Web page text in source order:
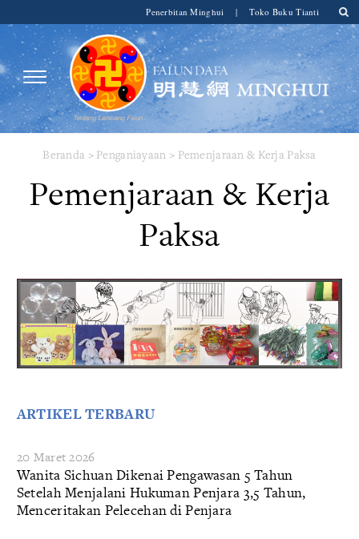
Penerbitan Minghui | Toko Buku Tianti
Beranda > Penganiayaan > Pemenjaraan & Kerja Paksa
Pemenjaraan & Kerja
Paksa
ARTIKEL TERBARU
20 Maret 2026
Wanita Sichuan Dikenai Pengawasan 5 Tahun
Setelah Menjalani Hukuman Penjara 3,5 Tahun,
Menceritakan Pelecehan di Penjara